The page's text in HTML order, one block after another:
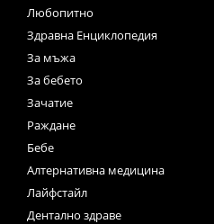
Любопитно
Здравна Енциклопедия
За мъжа
За бебето
Зачатие
Раждане
Бебе
Алтернативна медицина
Лайфстайл
Дентално здраве